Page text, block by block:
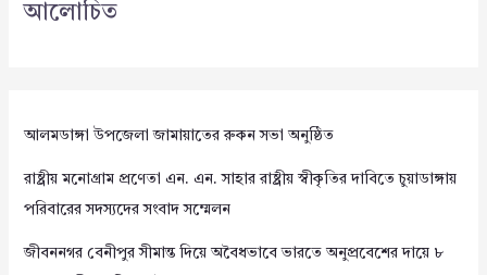
আলোচিত
আলমডাঙ্গা উপজেলা জামায়াতের রুকন সভা অনুষ্ঠিত
রাষ্ট্রীয় মনোগ্রাম প্রণেতা এন. এন. সাহার রাষ্ট্রীয় স্বীকৃতির দাবিতে চুয়াডাঙ্গায়
পরিবারের সদস্যদের সংবাদ সম্মেলন
জীবননগর বেনীপুর সীমান্ত দিয়ে অবৈধভাবে ভারতে অনুপ্রবেশের দায়ে ৮